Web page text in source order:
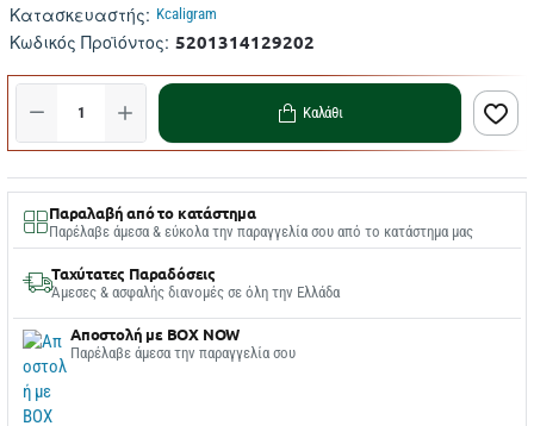
Κατασκευαστής: Kcaligram
Κωδικός Προϊόντος: 5201314129202
Καλάθι
Παραλαβή από το κατάστημα
Παρέλαβε άμεσα & εύκολα την παραγγελία σου από το κατάστημα μας
Ταχύτατες Παραδόσεις
Άμεσες & ασφαλής διανομές σε όλη την Ελλάδα
Αποστολή με BOX NOW
Παρέλαβε άμεσα την παραγγελία σου